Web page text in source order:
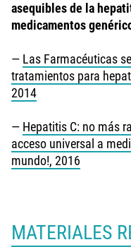
asequibles de la
medicamentos
— Las Farmacéuticas
tratamientos para
2014
— Hepatitis C: no más
acceso universal a
mundo!, 2016
MATERIALES